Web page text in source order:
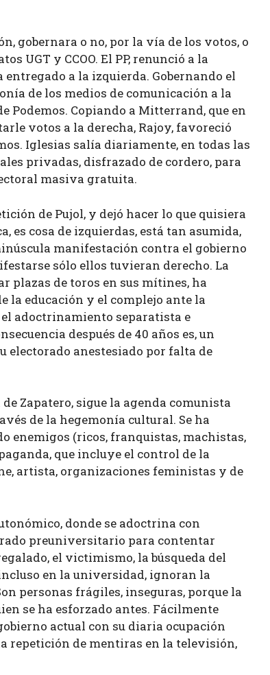
gobernara o no, por la vía de los votos, o
UGT y CCOO. El PP, renunció a la
a la izquierda. Gobernando el
de los medios de comunicación a la
Podemos. Copiando a Mitterrand, que en
votos a la derecha, Rajoy, favoreció
Iglesias salía diariamente, en todas las
privadas, disfrazado de cordero, para
masiva gratuita.
de Pujol, y dejó hacer lo que quisiera
es cosa de izquierdas, está tan asumida,
manifestación contra el gobierno
sólo ellos tuvieran derecho. La
plazas de toros en sus mítines, ha
la educación y el complejo ante la
adoctrinamiento separatista e
después de 40 años es, un
electorado anestesiado por falta de
Zapatero, sigue la agenda comunista
de la hegemonía cultural. Se ha
enemigos (ricos, franquistas, machistas,
que incluye el control de la
artista, organizaciones feministas y de
donde se adoctrina con
preuniversitario para contentar
el victimismo, la búsqueda del
en la universidad, ignoran la
personas frágiles, inseguras, porque la
se ha esforzado antes. Fácilmente
actual con su diaria ocupación
repetición de mentiras en la televisión,